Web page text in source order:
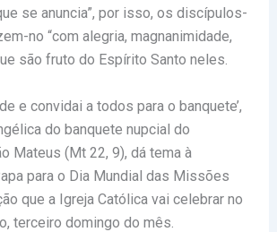
se anuncia”, por isso, os discípulos-
no “com alegria, magnanimidade,
são fruto do Espírito Santo neles.
e convidai a todos para o banquete’,
do banquete nupcial do
Mateus (Mt 22, 9), dá tema à
para o Dia Mundial das Missões
que a Igreja Católica vai celebrar no
terceiro domingo do mês.